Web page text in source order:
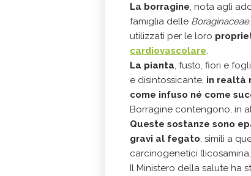
La borragine, nota agli
famiglia delle Boraginaceae
utilizzati per le loro
cardiovascolare.
La pianta, fusto, fiori e
e disintossicante, in realtà
come infuso né come
Borragine contengono, in
Queste sostanze sono
gravi al fegato, simili a
carcinogenetici
Il Ministero della salute ha